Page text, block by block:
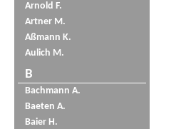
Arnold F.
Artner M.
Aßmann K.
Aulich M.
B
Bachmann A.
Baeten A.
Baier H.